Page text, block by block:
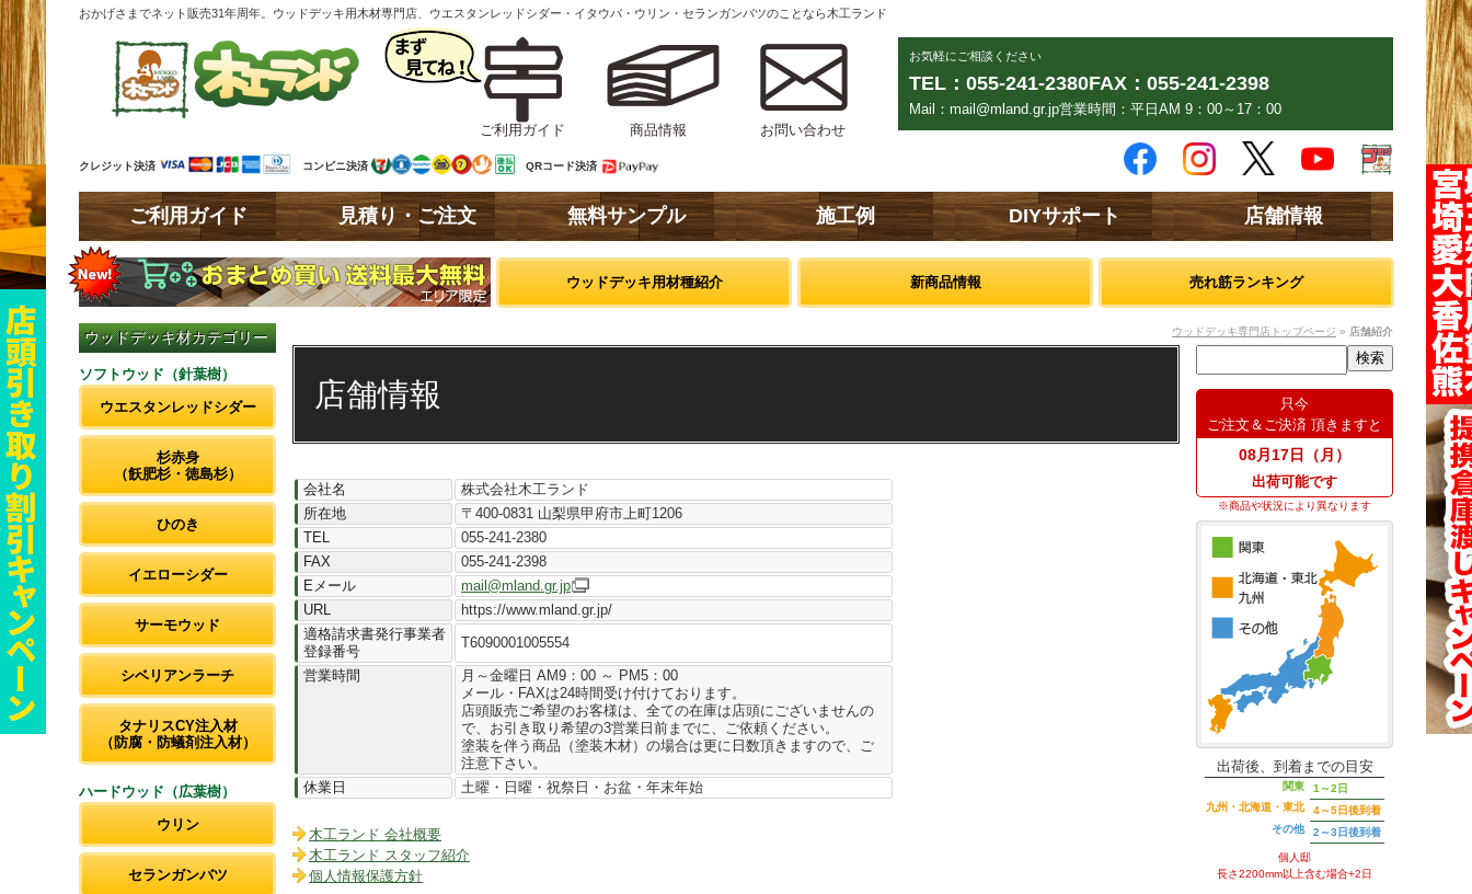
おかげさまでネット販売31年周年。ウッドデッキ用木材専門店、ウエスタンレッドシダー・イタウバ・ウリン・セランガンバツのことなら木工ランド
お気軽にご相談ください
TEL：055-241-2380FAX：055-241-2398
Mail：mail@mland.gr.jp営業時間：平日AM 9：00～17：00
ご利用ガイド
商品情報 お問い合わせ
クレジット決済 コンビニ決済 QRコード決済
ご利用ガイド 見積り・ご注文 無料サンプル 施工例 DIYサポート 店舗情報
ウッドデッキ用材種紹介 新商品情報 売れ筋ランキング
ウッドデッキ材カテゴリー
ソフトウッド（針葉樹）
ウエスタンレッドシダー
杉赤身
（飫肥杉・徳島杉）
ひのき
イエローシダー
サーモウッド
シベリアンラーチ
タナリスCY注入材
（防腐・防蟻剤注入材）
ハードウッド（広葉樹）
ウリン
セランガンバツ
ウッドデッキ専門店トップページ » 店舗紹介
店舗情報
会社名
株式会社木工ランド
所在地
〒400-0831 山梨県甲府市上町1206
TEL
055-241-2380
FAX
055-241-2398
Eメール
mail@mland.gr.jp
URL
https://www.mland.gr.jp/
適格請求書発行事業者
登録番号
T6090001005554
営業時間
月～金曜日 AM9：00 ～ PM5：00
メール・FAXは24時間受け付けております。
店頭販売ご希望のお客様は、全ての在庫は店頭にございませんの
で、お引き取り希望の3営業日前までに、ご依頼ください。
塗装を伴う商品（塗装木材）の場合は更に日数頂きますので、ご
注意下さい。
休業日
土曜・日曜・祝祭日・お盆・年末年始
木工ランド 会社概要
木工ランド スタッフ紹介
個人情報保護方針
只今
ご注文＆ご決済 頂きますと
08月17日（月）
出荷可能です
※商品や状況により異なります
出荷後、到着までの目安
関東
1～2日
九州・北海道・東北
4～5日後到着
その他
2～3日後到着
個人邸
長さ2200mm以上含む場合+2日